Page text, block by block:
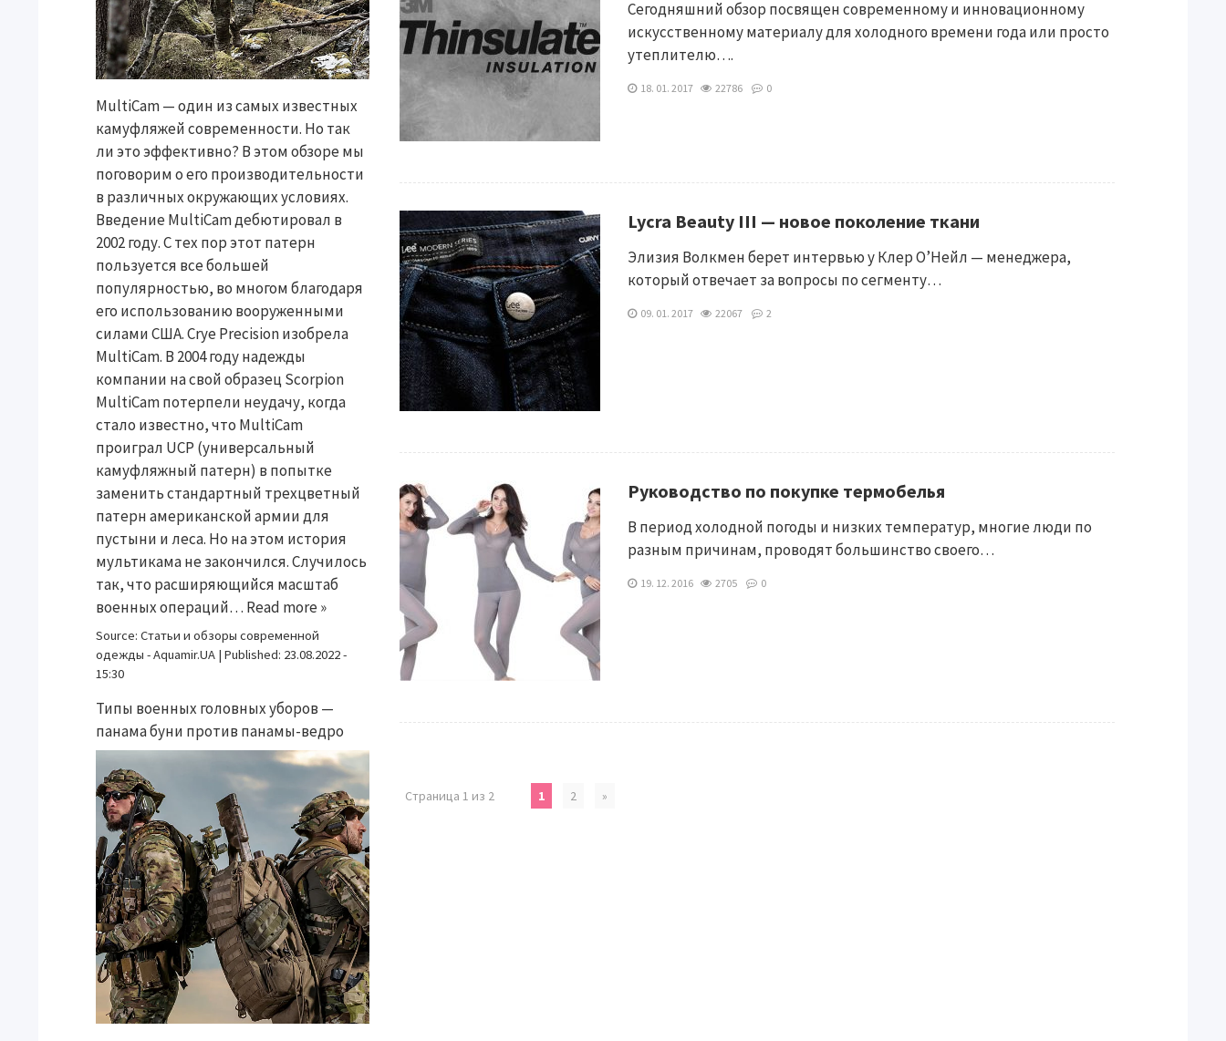
Сегодняшний обзор посвящен современному и инновационному
искусственному материалу для холодного времени года или просто
утеплителю….
18. 01. 2017 22786 0
Lycra Beauty III — новое поколение ткани
Элизия Волкмен берет интервью у Клер О’Нейл — менеджера,
который отвечает за вопросы по сегменту…
09. 01. 2017 22067 2
Руководство по покупке термобелья
В период холодной погоды и низких температур, многие люди по
разным причинам, проводят большинство своего…
19. 12. 2016 2705 0
Страница 1 из 2 1 2 »
MultiCam — один из самых известных
камуфляжей современности. Но так
ли это эффективно? В этом обзоре мы
поговорим о его производительности
в различных окружающих условиях.
Введение MultiCam дебютировал в
2002 году. С тех пор этот патерн
пользуется все большей
популярностью, во многом благодаря
его использованию вооруженными
силами США. Crye Precision изобрела
MultiCam. В 2004 году надежды
компании на свой образец Scorpion
MultiCam потерпели неудачу, когда
стало известно, что MultiCam
проиграл UCP (универсальный
камуфляжный патерн) в попытке
заменить стандартный трехцветный
патерн американской армии для
пустыни и леса. Но на этом история
мультикама не закончился. Случилось
так, что расширяющийся масштаб
военных операций… Read more »
Source: Статьи и обзоры современной
одежды - Aquamir.UA | Published: 23.08.2022 -
15:30
Типы военных головных уборов —
панама буни против панамы-ведро